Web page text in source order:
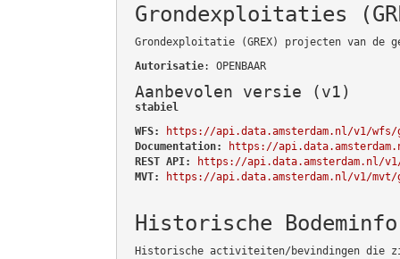
Grondexploitaties
Grondexploitatie (GREX) projecten van de
Autorisatie: OPENBAAR
Aanbevolen versie (v1)
stabiel
WFS:
https://api.data.amsterdam.nl/v1/wfs/
Documentation:
https://
REST API:
https://api.data.amsterdam.nl/
MVT:
https://api.data.amsterdam.nl/v1/mvt/
Historische
Historische activiteiten/bevindingen die